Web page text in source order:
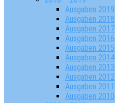
Ausgaben 2019
Ausgaben 2018
Ausgaben 2017
Ausgaben 2016
Ausgaben 2015
Ausgaben 2014
Ausgaben 2013
Ausgaben 2012
Ausgaben 2011
Ausgaben 2010